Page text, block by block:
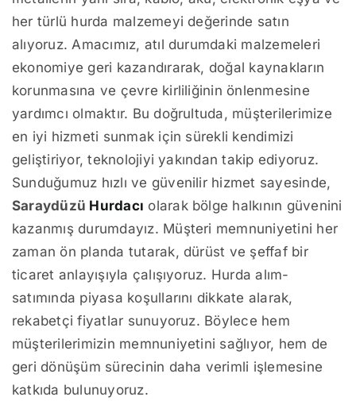
her türlü hurda malzemeyi değerinde satın
alıyoruz. Amacımız, atıl durumdaki malzemeleri
ekonomiye geri kazandırarak, doğal kaynakların
korunmasına ve çevre kirliliğinin önlenmesine
yardımcı olmaktır. Bu doğrultuda, müşterilerimize
en iyi hizmeti sunmak için sürekli kendimizi
geliştiriyor, teknolojiyi yakından takip ediyoruz.
Sunduğumuz hızlı ve güvenilir hizmet sayesinde,
Saraydüzü Hurdacı olarak bölge halkının güvenini
kazanmış durumdayız. Müşteri memnuniyetini her
zaman ön planda tutarak, dürüst ve şeffaf bir
ticaret anlayışıyla çalışıyoruz. Hurda alım-
satımında piyasa koşullarını dikkate alarak,
rekabetçi fiyatlar sunuyoruz. Böylece hem
müşterilerimizin memnuniyetini sağlıyor, hem de
geri dönüşüm sürecinin daha verimli işlemesine
katkıda bulunuyoruz.